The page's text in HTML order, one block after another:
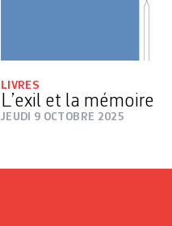
LIVRES
L’exil et la mémoire
JEUDI 9 OCTOBRE 2025